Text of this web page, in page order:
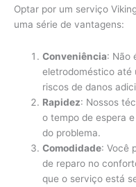
Optar por um serviço
uma série de vantagens:
Conveniência: Não
eletrodoméstico até
riscos de danos
Rapidez: Nossos
o tempo de espera
do problema.
Comodidade: Você
de reparo no
que o serviço está